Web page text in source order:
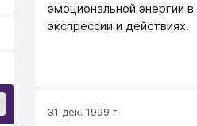
эмоциональной энергии в
экспрессии и действиях.
31 дек. 1999 г.